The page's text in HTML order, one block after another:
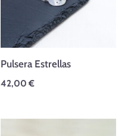
Pulsera Estrellas
42,00 €